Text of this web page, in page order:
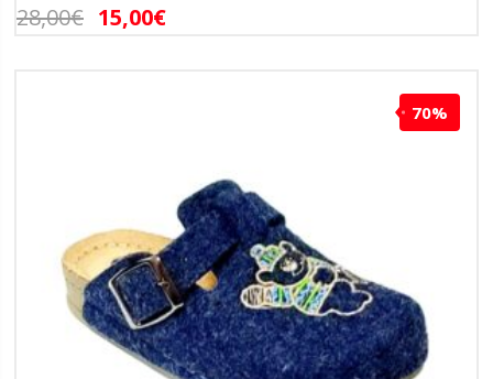
28,00€ 15,00€
70%